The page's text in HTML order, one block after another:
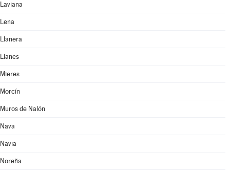
Laviana
Lena
Llanera
Llanes
Mieres
Morcín
Muros de Nalón
Nava
Navia
Noreña